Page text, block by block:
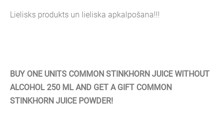
BUY ONE UNITS COMMON STINKHORN JUICE WITHOUT
ALCOHOL 250 ML AND GET A GIFT COMMON
STINKHORN JUICE POWDER!
Lielisks produkts un lieliska apkalpošana!!!